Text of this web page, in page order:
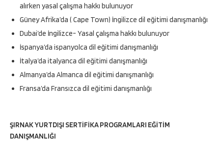
alırken yasal çalışma hakkı bulunuyor
Güney Afrika’da ( Cape Town) İngilizce dil eğitimi danışmanlığı
Dubai’de İngilizce- Yasal çalışma hakkı bulunuyor
İspanya’da ispanyolca dil eğitimi danışmanlığı
İtalya’da italyanca dil eğitimi danışmanlığı
Almanya’da Almanca dil eğitimi danışmanlığı
Fransa’da Fransızca dil eğitimi danışmanlığı
ŞIRNAK YURTDIŞI SERTİFİKA PROGRAMLARI EĞİTİM
DANIŞMANLIĞI